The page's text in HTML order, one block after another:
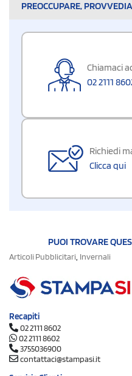
PREOCCUPARE,
Chiamaci
02 2111
Richiedi
Clicca qui
PUOI TROVARE
Articoli Pubblicitari, Invernali
Recapiti
02 2111 8602
02 2111 8602
3755036900
contattaci@stampasi.it